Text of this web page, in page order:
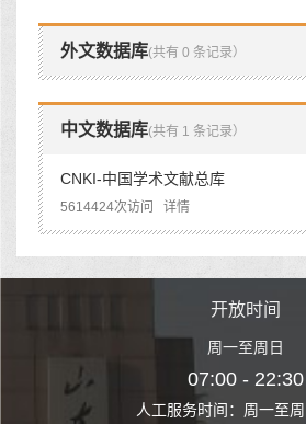
外文数据库(共有 0 条记录）
中文数据库(共有 1 条记录）
CNKI-中国学术文献总库
5614424次访问 详情
至周日8:00-
开放时间
周一至周日
07:00 - 22:30
人工服务时间：周一至